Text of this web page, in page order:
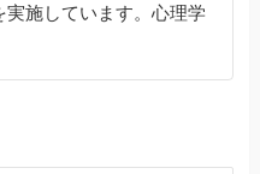
施しています。心理学